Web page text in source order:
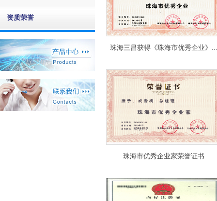
资质荣誉
珠海三昌获得《珠海市优秀企业》...
珠海市优秀企业家荣誉证书